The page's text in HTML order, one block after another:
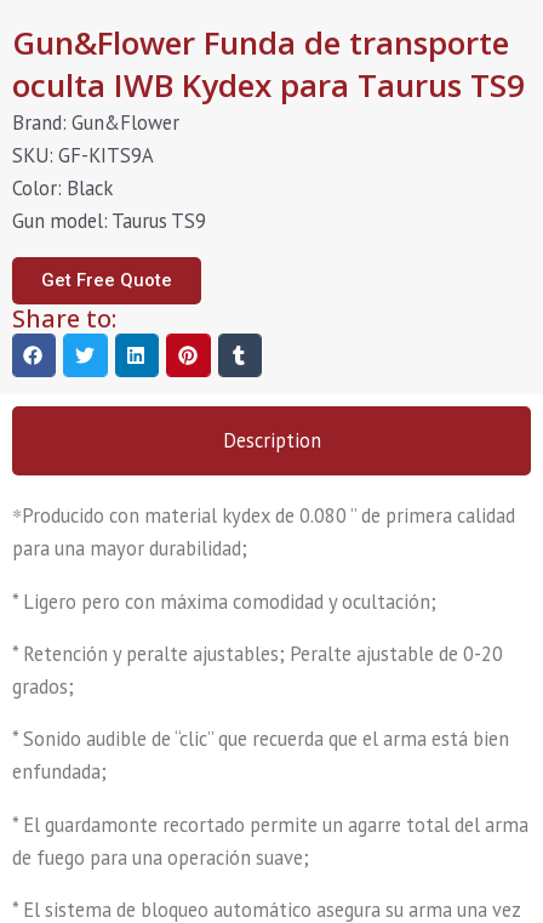
Gun&Flower Funda de transporte
oculta IWB Kydex para Taurus TS9
Brand: Gun&Flower
SKU: GF-KITS9A
Color: Black
Gun model: Taurus TS9
Get Free Quote
Share to:
Description
*Producido con material kydex de 0.080 ” de primera calidad
para una mayor durabilidad;
* Ligero pero con máxima comodidad y ocultación;
* Retención y peralte ajustables; Peralte ajustable de 0-20
grados;
* Sonido audible de “clic” que recuerda que el arma está bien
enfundada;
* El guardamonte recortado permite un agarre total del arma
de fuego para una operación suave;
* El sistema de bloqueo automático asegura su arma una vez